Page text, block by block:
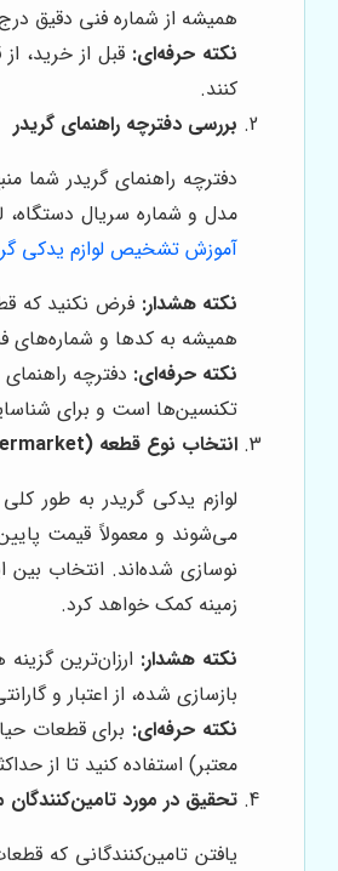
همیشه از شماره فنی دقیق
نکته حرفه‌ای: قبل از خرید،
کنند.
بررسی دفترچه راهنمای گریدر
مدل و شماره سریال دستگاه،
آموزش تشخیص لوازم یدکی
نکته هشدار: فرض نکنید که
همیشه به کدها و شماره‌های
نکته حرفه‌ای:
تکنسین‌ها است و برای
انتخاب نوع قطعه (OEM، Aftermarket، بازسازی شده)
نوسازی شده‌اند. انتخاب بین
زمینه کمک خواهد کرد.
نکته هشدار:
بازسازی شده، از اعتبار و
نکته حرفه‌ای:
معتبر) استفاده کنید تا از
تحقیق در مورد تامین‌کنندگان
یافتن تامین‌کنندگانی که